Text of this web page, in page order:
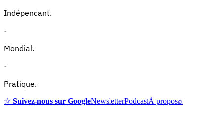
Indépendant.
·
Mondial.
·
Pratique.
☆ Suivez-nous sur GoogleNewsletterPodcastÀ propos⌕